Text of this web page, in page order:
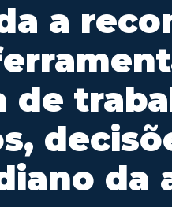
a
de
da